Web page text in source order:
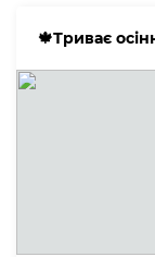
🍁Триває